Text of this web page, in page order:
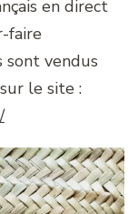
en direct
faire
sont vendus
le site :